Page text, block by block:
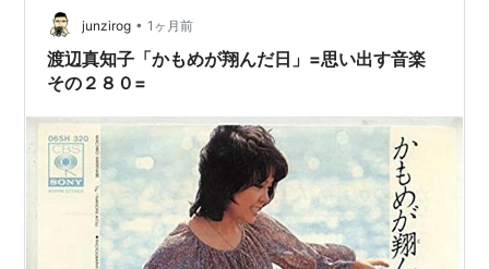
junzirog • 1ヶ月前
渡辺真知子「かもめが翔んだ日」=思い出す音楽
その２８０=